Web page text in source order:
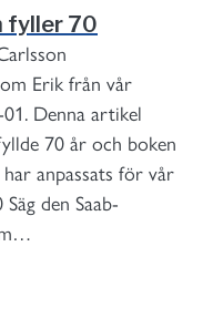
fyller 70
Erik från vår
Denna artikel
70 år och boken
anpassats för vår
den Saab-